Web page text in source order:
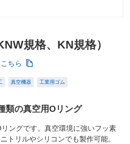
規格、KN規格）
ちら
真空機器 工業用ゴム
類の真空用Oリング
ングです。真空環境に強いフッ素
トリルやシリコンでも製作可能。